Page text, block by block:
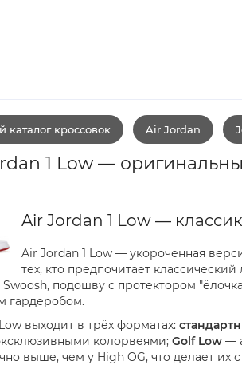
каталог кроссовок Air Jordan
1 Low —
Air Jordan 1 Low —
Air Jordan 1 Low — укороченная
тех, кто предпочитает
Swoosh, подошву с протектором
гардеробом.
выходит в трёх форматах:
колорвеями; Golf Low—
выше, чем у High OG, что делает их